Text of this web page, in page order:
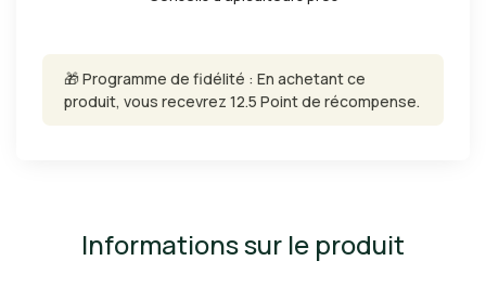
🎁 Programme de fidélité : En achetant ce
produit, vous recevrez 12.5 Point de récompense.
Informations sur le produit